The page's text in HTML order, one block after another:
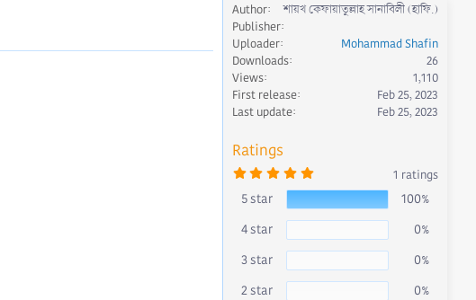
Author
শায়খ কেফায়াতুল্লাহ সানাবিলী (হাফি.)
Publisher
Uploader
Mohammad Shafin
Downloads
26
Views
1,110
First release
Feb 25, 2023
Last update
Feb 25, 2023
Ratings
5
0
0
s
a
r
1 ratings
5 star
100%
4 star
0%
3 star
0%
2 star
0%